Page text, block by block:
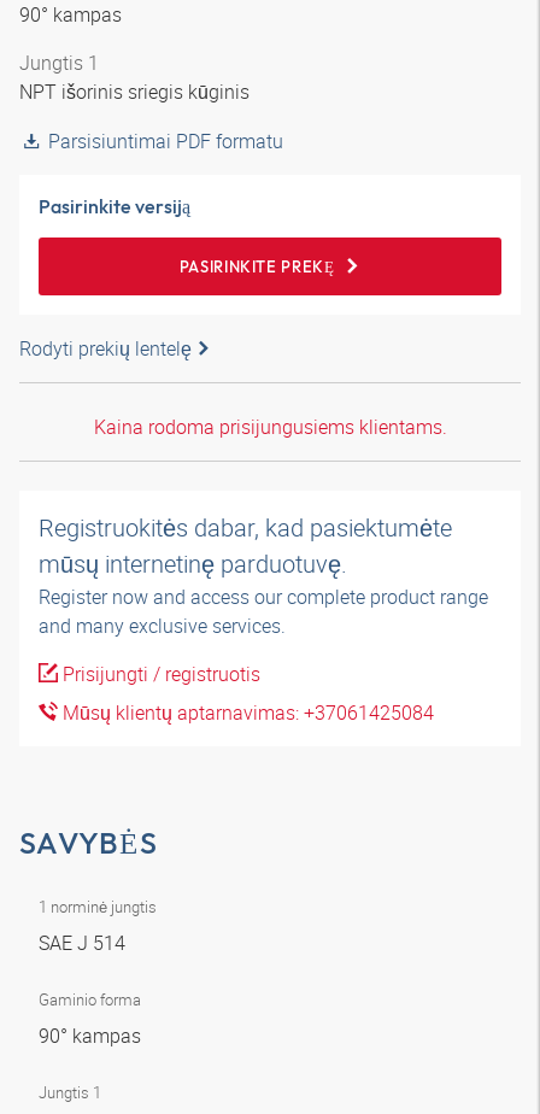
90° kampas
Jungtis 1
NPT išorinis sriegis kūginis
Parsisiuntimai PDF formatu
Pasirinkite versiją
PASIRINKITE PREKĘ
Rodyti prekių lentelę
Kaina rodoma prisijungusiems klientams.
Registruokitės dabar, kad pasiektumėte
mūsų internetinę parduotuvę.
Register now and access our complete product range
and many exclusive services.
Prisijungti / registruotis
Mūsų klientų aptarnavimas: +37061425084
SAVYBĖS
1 norminė jungtis
SAE J 514
Gaminio forma
90° kampas
Jungtis 1